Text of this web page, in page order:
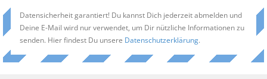
Datensicherheit garantiert! Du kannst Dich jederzeit abmelden und
Deine E-Mail wird nur verwendet, um Dir nützliche Informationen zu
senden. Hier findest Du unsere Datenschutzerklärung.